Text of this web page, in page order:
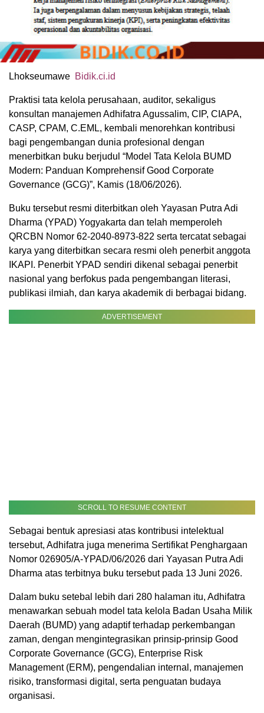
Lhokseumawe Bidik.ci.id
Praktisi tata kelola perusahaan, auditor, sekaligus
konsultan manajemen Adhifatra Agussalim, CIP, CIAPA,
CASP, CPAM, C.EML, kembali menorehkan kontribusi
bagi pengembangan dunia profesional dengan
menerbitkan buku berjudul “Model Tata Kelola BUMD
Modern: Panduan Komprehensif Good Corporate
Governance (GCG)”, Kamis (18/06/2026).
Buku tersebut resmi diterbitkan oleh Yayasan Putra Adi
Dharma (YPAD) Yogyakarta dan telah memperoleh
QRCBN Nomor 62-2040-8973-822 serta tercatat sebagai
karya yang diterbitkan secara resmi oleh penerbit anggota
IKAPI. Penerbit YPAD sendiri dikenal sebagai penerbit
nasional yang berfokus pada pengembangan literasi,
publikasi ilmiah, dan karya akademik di berbagai bidang.
ADVERTISEMENT
SCROLL TO RESUME CONTENT
Sebagai bentuk apresiasi atas kontribusi intelektual
tersebut, Adhifatra juga menerima Sertifikat Penghargaan
Nomor 026905/A-YPAD/06/2026 dari Yayasan Putra Adi
Dharma atas terbitnya buku tersebut pada 13 Juni 2026.
Dalam buku setebal lebih dari 280 halaman itu, Adhifatra
menawarkan sebuah model tata kelola Badan Usaha Milik
Daerah (BUMD) yang adaptif terhadap perkembangan
zaman, dengan mengintegrasikan prinsip-prinsip Good
Corporate Governance (GCG), Enterprise Risk
Management (ERM), pengendalian internal, manajemen
risiko, transformasi digital, serta penguatan budaya
organisasi.